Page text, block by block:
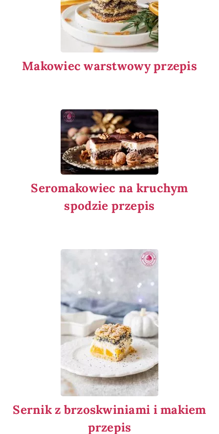
Makowiec warstwowy przepis
Seromakowiec na kruchym
spodzie przepis
Sernik z brzoskwiniami i makiem
przepis